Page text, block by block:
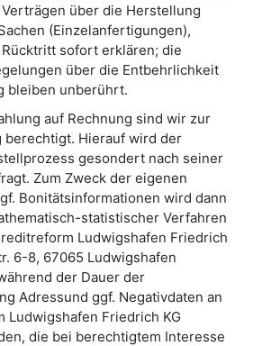
Verträgen über die Herstellung
(Einzelanfertigungen),
sofort erklären; die
über die Entbehrlichkeit
bleiben unberührt.
auf Rechnung sind wir zur
berechtigt. Hierauf wird der
gesondert nach seiner
Zum Zweck der eigenen
Bonitätsinformationen wird dann
statistischer Verfahren
Ludwigshafen Friedrich
6-8, 67065 Ludwigshafen
der Dauer der
Adressund ggf. Negativdaten an
Ludwigshafen Friedrich KG
die bei berechtigtem Interesse